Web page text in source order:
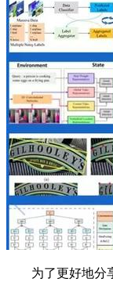
为了更好地分享